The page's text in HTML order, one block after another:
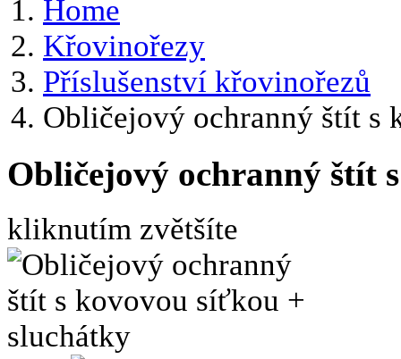
Home
Křovinořezy
Příslušenství křovinořezů
Obličejový ochranný štít s
Obličejový ochranný štít
kliknutím zvětšíte